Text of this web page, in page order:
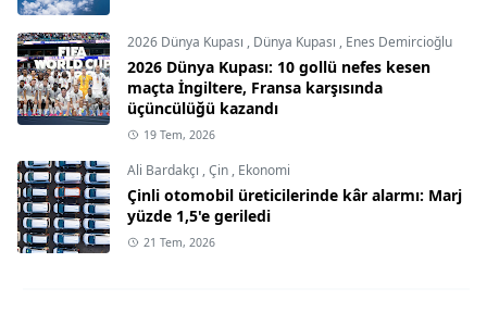
2026 Dünya Kupası , Dünya Kupası , Enes Demircioğlu
2026 Dünya Kupası: 10 gollü nefes kesen
maçta İngiltere, Fransa karşısında
üçüncülüğü kazandı
19 Tem, 2026
Ali Bardakçı ,Çin , Ekonomi
Çinli otomobil üreticilerinde kâr alarmı: Marj
yüzde 1,5'e geriledi
21 Tem, 2026